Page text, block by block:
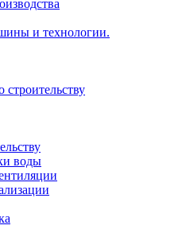
и технологии.
воды